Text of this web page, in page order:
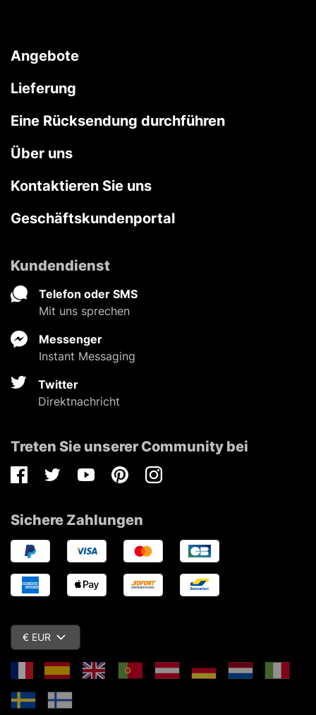
Angebote
Lieferung
Eine Rücksendung durchführen
Über uns
Kontaktieren Sie uns
Geschäftskundenportal
Kundendienst
Telefon oder SMS
Mit uns sprechen
Messenger
Instant Messaging
Twitter
Direktnachricht
Treten Sie unserer Community bei
FacebookTwitterYoutubePinterestInstagram
Sichere Zahlungen
€ EUR